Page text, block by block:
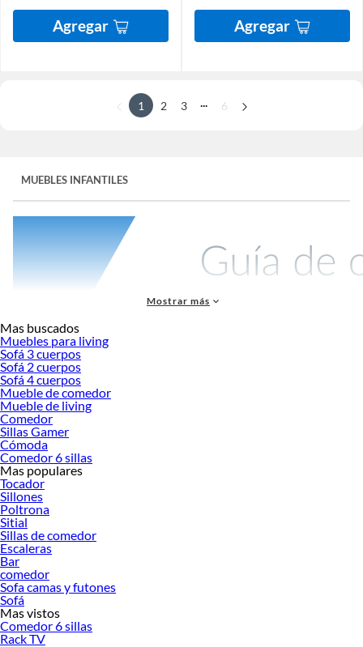
Agregar Agregar
1 2 3 6
MUEBLES INFANTILES
Losmuebles infantiles
y estimulantes donde los más pequeños puedan jugar, aprender y desarrollarse.
Diseñados especialmente para adaptarse a su tamaño, necesidades y gustos,
estos muebles no solo cumplen una función práctica, sino que también
contribuyen a fomentar la independencia y la creatividad desde temprana edad.
En Sodimac, contamos con una amplia variedad de
combinan funcionalidad, diseño y seguridad, perfectos para dormitorios, salas
de juego, jardines infantiles o rincones de estudio en el hogar.
Muebles infantiles:
Uno de los conjuntos más valorados por padres y cuidadores son las mesas y
sillas para niños, fabricadas con materiales livianos pero resistentes, como
plástico de alta densidad, madera MDF o estructuras metálicas seguras. Estas
piezas están pensadas para que los niños puedan comer, dibujar, leer o realizar
tareas escolares en una posición cómoda y saludable, sin necesidad de usar
mobiliario de adultos. Disponibles en múltiples colores, diseños temáticos y
tamaños, se integran perfectamente en habitaciones infantiles o zonas comunes
del hogar, aportando un ambiente alegre y funcional.
Mostrar más
Mas buscados
Muebles para living
Sofá 3 cuerpos
Sofá 2 cuerpos
Sofá 4 cuerpos
Mueble de comedor
Mueble de living
Comedor
Sillas Gamer
Cómoda
Comedor 6 sillas
Mas populares
Tocador
Sillones
Poltrona
Sitial
Sillas de comedor
Escaleras
Bar
comedor
Sofa camas y futones
Sofá
Mas vistos
Comedor 6 sillas
Rack TV